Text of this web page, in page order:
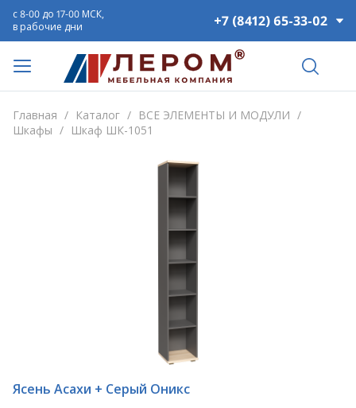
+7 (8412) 65-33-02
с 8-00 до 17-00 МСК,
в рабочие дни
Главная / Каталог / ВСЕ ЭЛЕМЕНТЫ И МОДУЛИ /
Шкафы / Шкаф ШК-1051
Ясень Асахи + Серый Оникс